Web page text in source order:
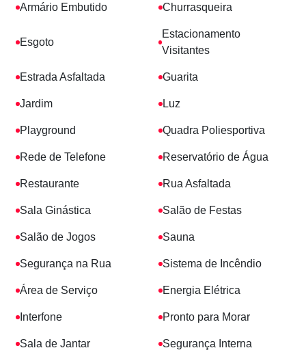
Armário Embutido Churrasqueira
Esgoto
Estacionamento
Visitantes
Estrada Asfaltada Guarita
Jardim Luz
Playground Quadra Poliesportiva
Rede de Telefone Reservatório de Água
Restaurante Rua Asfaltada
Sala Ginástica Salão de Festas
Salão de Jogos Sauna
Segurança na Rua Sistema de Incêndio
Área de Serviço Energia Elétrica
Interfone Pronto para Morar
Sala de Jantar Segurança Interna